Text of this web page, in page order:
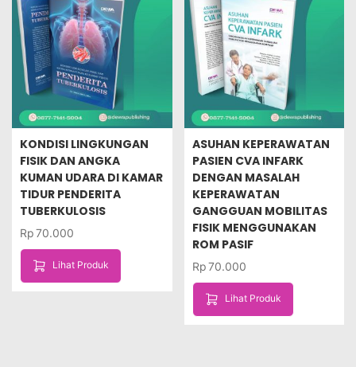
KONDISI LINGKUNGAN
FISIK DAN ANGKA
KUMAN UDARA DI KAMAR
TIDUR PENDERITA
TUBERKULOSIS
Rp70.000
Lihat Produk
ASUHAN KEPERAWATAN
PASIEN CVA INFARK
DENGAN MASALAH
KEPERAWATAN
GANGGUAN MOBILITAS
FISIK MENGGUNAKAN
ROM PASIF
Rp70.000
Lihat Produk